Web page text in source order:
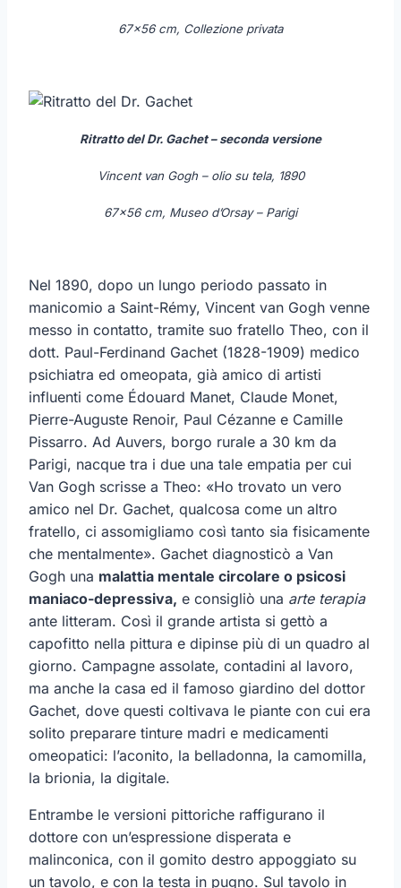
67×56 cm, Collezione privata
Ritratto del Dr. Gachet – seconda versione
Vincent van Gogh – olio su tela, 1890
67×56 cm, Museo d’Orsay – Parigi
Nel 1890, dopo un lungo periodo passato in
manicomio a Saint-Rémy, Vincent van Gogh venne
messo in contatto, tramite suo fratello Theo, con il
dott. Paul-Ferdinand Gachet (1828-1909) medico
psichiatra ed omeopata, già amico di artisti
influenti come Édouard Manet, Claude Monet,
Pierre-Auguste Renoir, Paul Cézanne e Camille
Pissarro. Ad Auvers, borgo rurale a 30 km da
Parigi, nacque tra i due una tale empatia per cui
Van Gogh scrisse a Theo: «Ho trovato un vero
amico nel Dr. Gachet, qualcosa come un altro
fratello, ci assomigliamo così tanto sia fisicamente
che mentalmente». Gachet diagnosticò a Van
Gogh una malattia mentale circolare o psicosi
maniaco-depressiva, e consigliò una arte terapia
ante litteram. Così il grande artista si gettò a
capofitto nella pittura e dipinse più di un quadro al
giorno. Campagne assolate, contadini al lavoro,
ma anche la casa ed il famoso giardino del dottor
Gachet, dove questi coltivava le piante con cui era
solito preparare tinture madri e medicamenti
omeopatici: l’aconito, la belladonna, la camomilla,
la brionia, la digitale.
Entrambe le versioni pittoriche raffigurano il
dottore con un’espressione disperata e
malinconica, con il gomito destro appoggiato su
un tavolo, e con la testa in pugno. Sul tavolo in